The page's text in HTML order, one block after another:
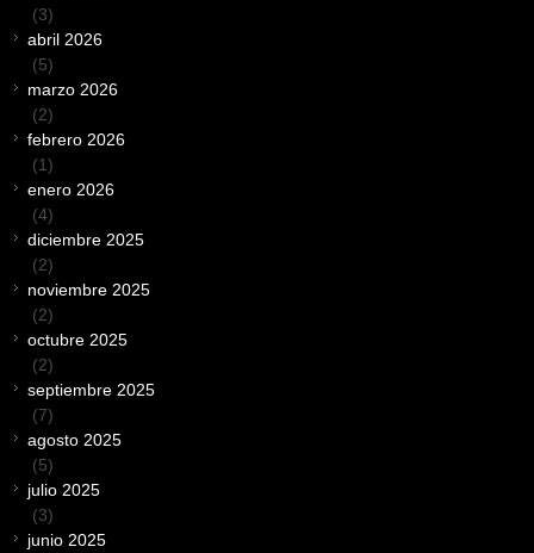
(3)
abril 2026
(5)
marzo 2026
(2)
febrero 2026
(1)
enero 2026
(4)
diciembre 2025
(2)
noviembre 2025
(2)
octubre 2025
(2)
septiembre 2025
(7)
agosto 2025
(5)
julio 2025
(3)
junio 2025